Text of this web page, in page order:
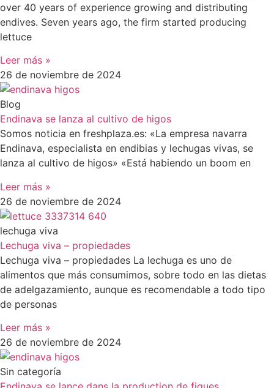
over 40 years of experience growing and distributing
endives. Seven years ago, the firm started producing
lettuce
Leer más »
26 de noviembre de 2024
Blog
Endinava se lanza al cultivo de higos
Somos noticia en freshplaza.es: «La empresa navarra
Endinava, especialista en endibias y lechugas vivas, se
lanza al cultivo de higos» «Está habiendo un boom en
Leer más »
26 de noviembre de 2024
lechuga viva
Lechuga viva – propiedades
Lechuga viva – propiedades La lechuga es uno de
alimentos que más consumimos, sobre todo en las dietas
de adelgazamiento, aunque es recomendable a todo tipo
de personas
Leer más »
26 de noviembre de 2024
Sin categoría